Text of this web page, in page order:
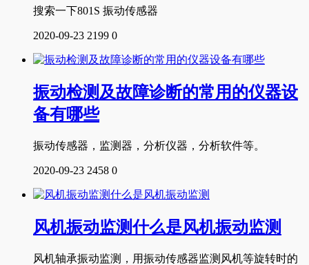
搜索一下801S 振动传感器
2020-09-23 2199 0
振动检测及故障诊断的常用的仪器设
备有哪些
振动传感器，监测器，分析仪器，分析软件等。
2020-09-23 2458 0
风机振动监测什么是风机振动监测
风机轴承振动监测，用振动传感器监测风机等旋转时的